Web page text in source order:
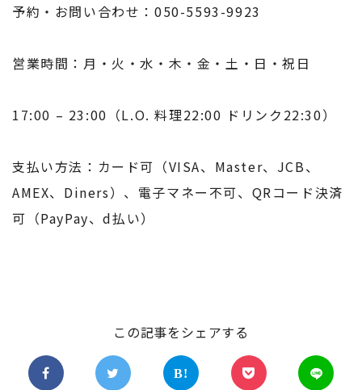
予約・お問い合わせ：050-5593-9923
営業時間：月・火・水・木・金・土・日・祝日
17:00 – 23:00（L.O. 料理22:00 ドリンク22:30）
支払い方法：カード可（VISA、Master、JCB、
AMEX、Diners）、電子マネー不可、QRコード決済
可（PayPay、d払い）
この記事をシェアする